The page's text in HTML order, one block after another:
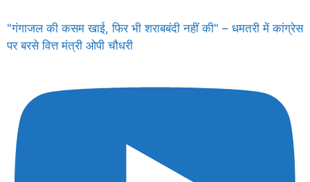
"गंगाजल की कसम खाई, फिर भी शराबबंदी नहीं की" – धमतरी में कांग्रेस
पर बरसे वित्त मंत्री ओपी चौधरी